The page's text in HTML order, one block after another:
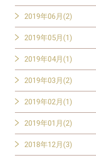
2019年06月(2)
2019年05月(1)
2019年04月(1)
2019年03月(2)
2019年02月(1)
2019年01月(2)
2018年12月(3)